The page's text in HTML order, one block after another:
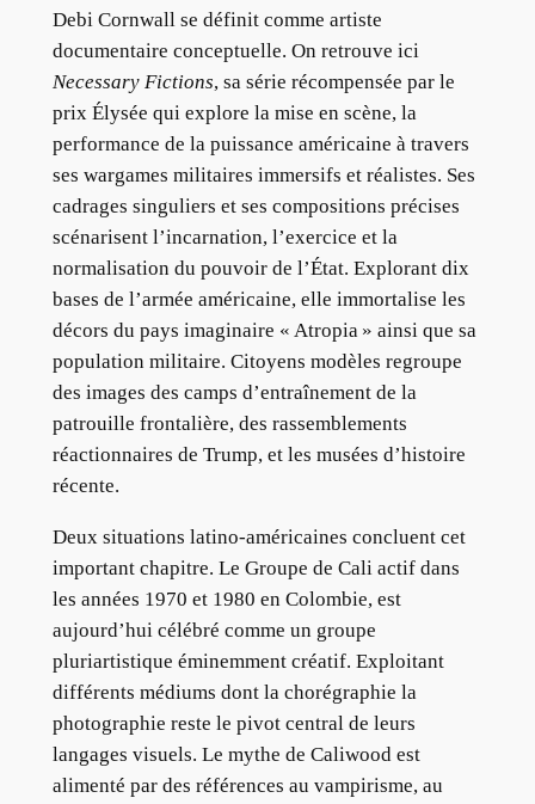
Debi Cornwall se définit comme artiste
documentaire conceptuelle. On retrouve ici
Necessary Fictions, sa série récompensée par le
prix Élysée qui explore la mise en scène, la
performance de la puissance américaine à travers
ses wargames militaires immersifs et réalistes. Ses
cadrages singuliers et ses compositions précises
scénarisent l’incarnation, l’exercice et la
normalisation du pouvoir de l’État. Explorant dix
bases de l’armée américaine, elle immortalise les
décors du pays imaginaire « Atropia » ainsi que sa
population militaire. Citoyens modèles regroupe
des images des camps d’entraînement de la
patrouille frontalière, des rassemblements
réactionnaires de Trump, et les musées d’histoire
récente.
Deux situations latino-américaines concluent cet
important chapitre. Le Groupe de Cali actif dans
les années 1970 et 1980 en Colombie, est
aujourd’hui célébré comme un groupe
pluriartistique éminemment créatif. Exploitant
différents médiums dont la chorégraphie la
photographie reste le pivot central de leurs
langages visuels. Le mythe de Caliwood est
alimenté par des références au vampirisme, au